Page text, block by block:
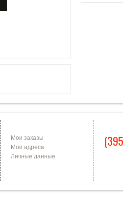
Мои заказы
Мои адреса
Личные данные